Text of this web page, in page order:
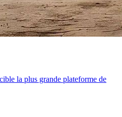
la plus grande plateforme de